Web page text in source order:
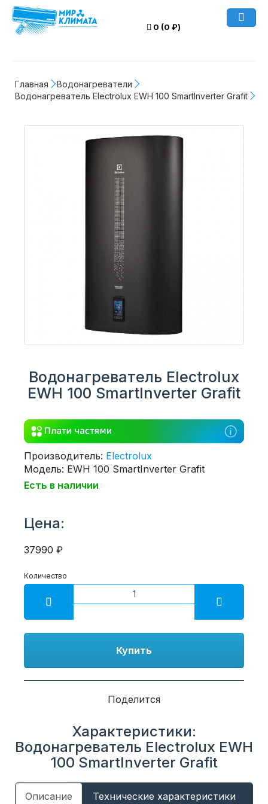
0 (0 ₽)
Главная
Водонагреватели
Водонагреватель Electrolux EWH 100 SmartInverter Grafit
Водонагреватель Electrolux
EWH 100 SmartInverter Grafit
Производитель: Electrolux
Модель: EWH 100 SmartInverter Grafit
Есть в наличии
Цена:
37990 ₽
Количество
Купить
Поделится
Характеристики:
Водонагреватель Electrolux EWH
100 SmartInverter Grafit
Описание Технические характеристики